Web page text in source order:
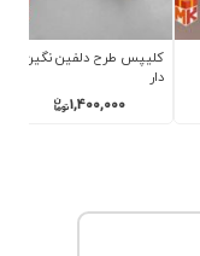
کلیپس طرح دلفین نگین
دار
1,400,000